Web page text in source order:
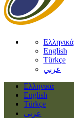
Ελληνικά
English
Türkçe
عربي
Ελληνικά
English
Türkçe
عربي